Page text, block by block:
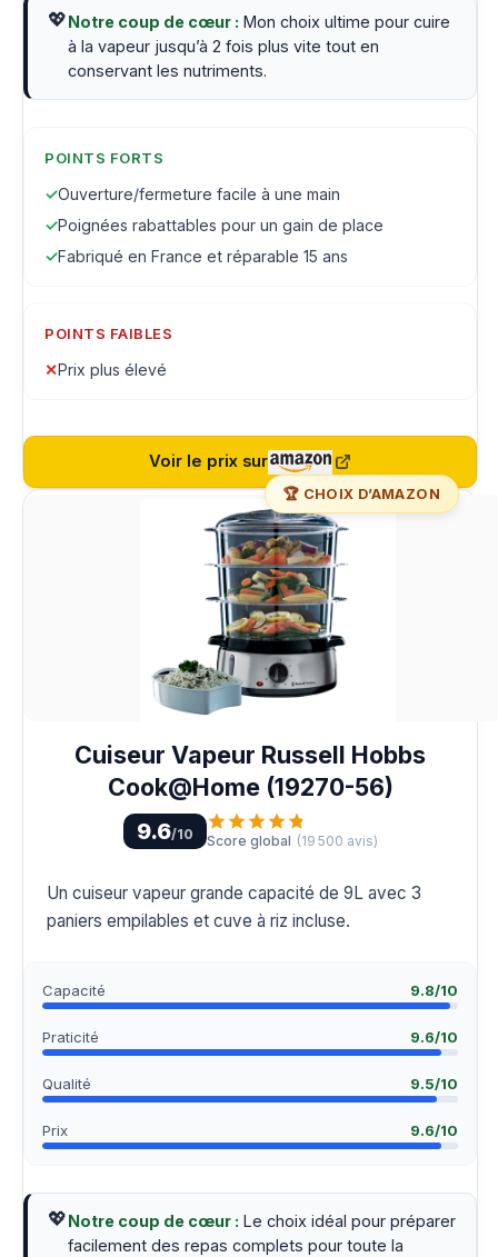
💖Notre coup de cœur : Mon choix ultime pour cuire
à la vapeur jusqu’à 2 fois plus vite tout en
conservant les nutriments.
POINTS FORTS
✓Ouverture/fermeture facile à une main
✓Poignées rabattables pour un gain de place
✓Fabriqué en France et réparable 15 ans
POINTS FAIBLES
✕Prix plus élevé
Voir le prix sur
🏆 CHOIX D’AMAZON
Cuiseur Vapeur Russell Hobbs
Cook@Home (19270-56)
9.6/10 Score global (19 500 avis)
Un cuiseur vapeur grande capacité de 9L avec 3
paniers empilables et cuve à riz incluse.
Capacité 9.8/10
Praticité 9.6/10
Qualité 9.5/10
Prix 9.6/10
💖Notre coup de cœur : Le choix idéal pour préparer
facilement des repas complets pour toute la